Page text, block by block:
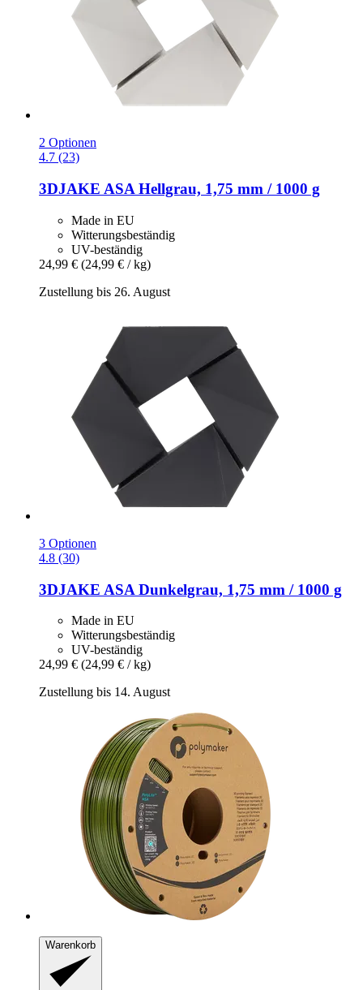
2 Optionen
4.7 (23)
3DJAKE ASA Hellgrau, 1,75 mm / 1000 g
Made in EU
Witterungsbeständig
UV-beständig
24,99 € (24,99 € / kg)
Zustellung bis 26. August
3 Optionen
4.8 (30)
3DJAKE ASA Dunkelgrau, 1,75 mm / 1000 g
Made in EU
Witterungsbeständig
UV-beständig
24,99 € (24,99 € / kg)
Zustellung bis 14. August
Warenkorb